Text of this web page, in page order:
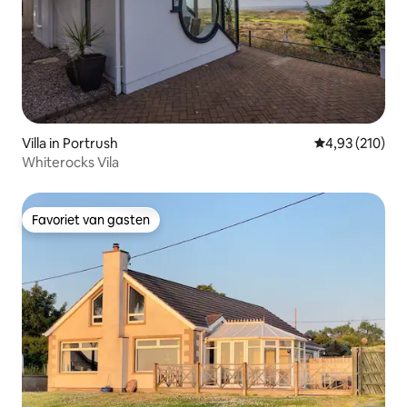
Villa in Portrush Gemiddelde
4,93 (210)
Whiterocks Vila
Favoriet van gasten
Favoriet van gasten